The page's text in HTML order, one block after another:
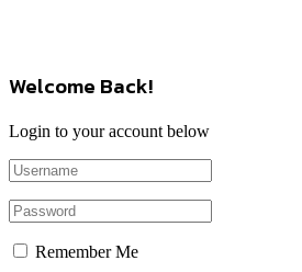
Welcome Back!
Login to your account below
Remember Me